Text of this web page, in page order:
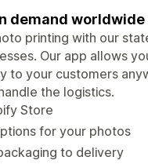
demand worldwide
printing with our
Our app allows
to your customers
the logistics.
Store
for your photos
to delivery